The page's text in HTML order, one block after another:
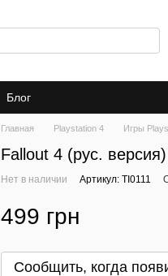
Блог
Главная Playstation 4 Игры
Fallout 4 (рус.
Нет в наличии Артикул: TI0111
499 грн
Сообщить, когда